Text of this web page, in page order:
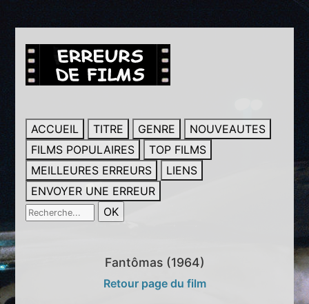
ACCUEIL TITRE GENRE
NOUVEAUTES
FILMS POPULAIRES
TOP FILMS
MEILLEURES ERREURS
LIENS
ENVOYER UNE ERREUR
Fantômas (1964)
Retour page du film